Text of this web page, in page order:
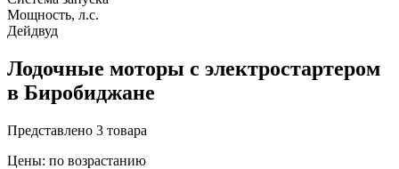
Мощность, л.с.
Дейдвуд
Лодочные моторы с электростартером
в Биробиджане
Представлено 3 товара
Цены: по возрастанию